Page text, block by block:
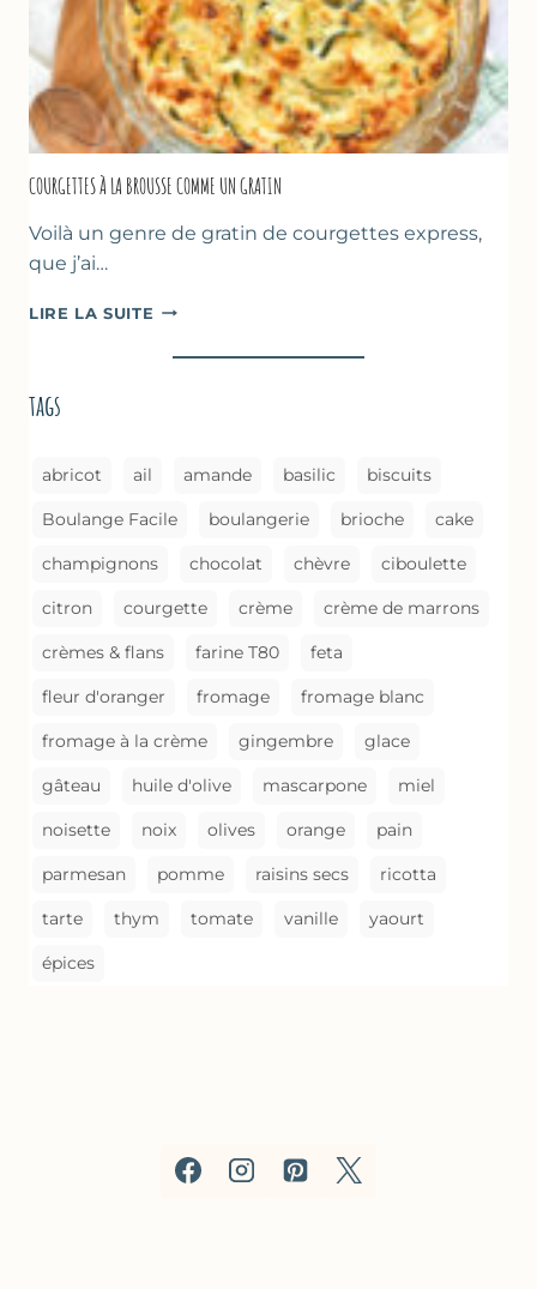
AU
FOUR
COURGETTES À LA BROUSSE COMME UN GRATIN
Voilà un genre de gratin de courgettes express,
que j’ai…
LIRE LA SUITE COURGETTES
LA
tags
abricot ail amande basilic biscuits
Boulange Facile boulangerie brioche cake
champignons chocolat chèvre ciboulette
citron courgette crème crème de marrons
crèmes & flans farine T80 feta
fleur d'oranger fromage fromage blanc
fromage à la crème gingembre glace
gâteau huile d'olive mascarpone miel
noisette noix olives orange pain
parmesan pomme raisins secs ricotta
tarte thym tomate vanille yaourt
épices